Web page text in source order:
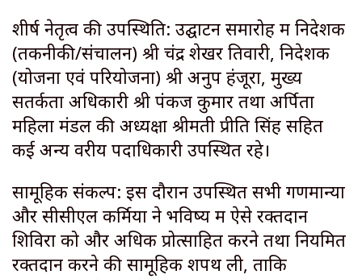
शीर्ष नेतृत्व की उपस्थिति: उद्घाटन समारोह में निदेशक
(तकनीकी/संचालन) श्री चंद्र शेखर तिवारी, निदेशक
(योजना एवं परियोजना) श्री अनुप हंजूरा, मुख्य
सतर्कता अधिकारी श्री पंकज कुमार तथा अर्पिता
महिला मंडल की अध्यक्षा श्रीमती प्रीति सिंह सहित
कई अन्य वरीय पदाधिकारी उपस्थित रहे।
सामूहिक संकल्प: इस दौरान उपस्थित सभी गणमान्यों
और सीसीएल कर्मियों ने भविष्य में ऐसे रक्तदान
शिविरों को और अधिक प्रोत्साहित करने तथा नियमित
रक्तदान करने की सामूहिक शपथ ली, ताकि